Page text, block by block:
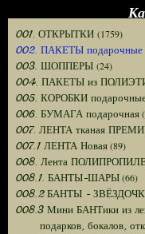
001. ОТКРЫТКИ (1759)
002. ПАКЕТЫ подарочные
003. ШОППЕРЫ (24)
004. ПАКЕТЫ из
005. КОРОБКИ
006. БУМАГА подарочная
007. ЛЕНТА тканая
007.1 ЛЕНТА Новая(89)
008. Лента
008.1. БАНТЫ-ШАРЫ(66)
008.2 БАНТЫ -
008.3 Мини БАНТики из
подарков, бокалов,